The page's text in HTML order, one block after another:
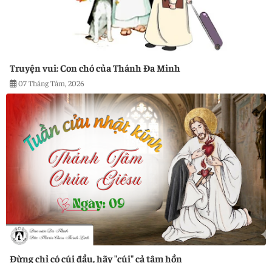
Truyện vui: Con chó của Thánh Đa Minh
07 Tháng Tám, 2026
Đừng chỉ có cúi đầu, hãy "cúi" cả tâm hồn